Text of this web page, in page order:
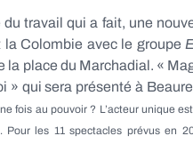
travail qui a fait, une
la Colombie avec le groupe
place du Marchadial. «
qui sera présenté à
fois au pouvoir ? L’acteur unique
les 11 spectacles prévus en